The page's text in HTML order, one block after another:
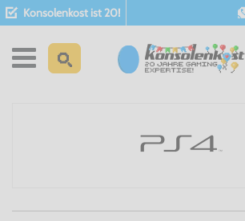
Konsolenkost ist 20!